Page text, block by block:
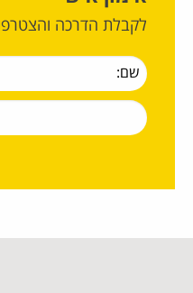
לקבלת הדרכה